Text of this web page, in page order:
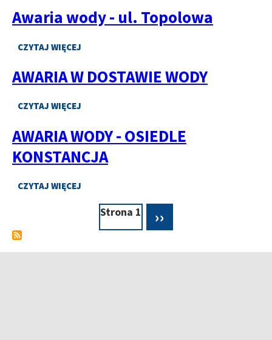
Z
ULICAMI
W
DOSTAWIE
-
UL.
ŚNIEŻNA
Awaria wody - ul. Topolowa
CZYTAJ WIĘCEJ
O
WODY
-
TOPOLOWA
AWARIA W DOSTAWIE WODY
CZYTAJ WIĘCEJ
O
W
DOSTAWIE
WODY
AWARIA WODY - OSIEDLE
KONSTANCJA
CZYTAJ WIĘCEJ
O
OSIEDLE
Strona 1
Następna
››